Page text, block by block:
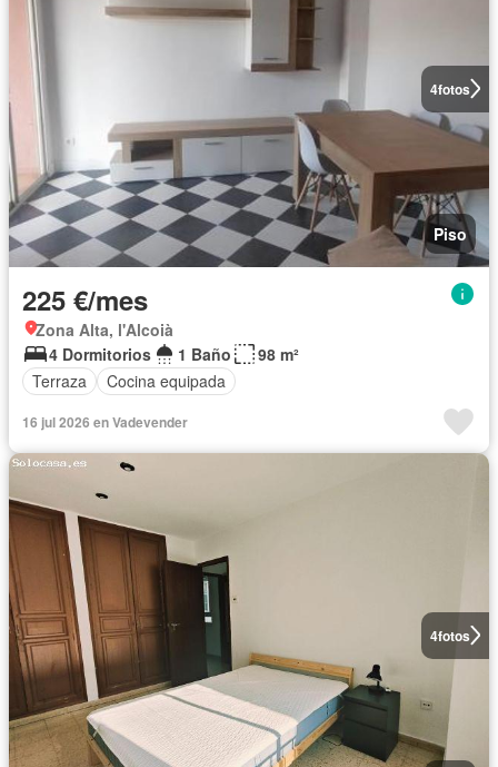
4fotos
Piso
225 €/mes
Zona Alta, l'Alcoià
4 Dormitorios
1 Baño
98 m²
Terraza
Cocina equipada
16 jul 2026 en Vadevender
4fotos